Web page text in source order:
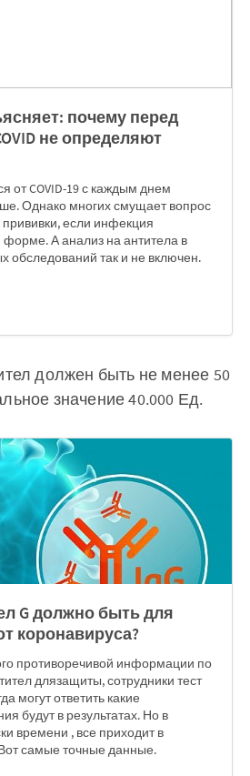
почему перед
не определяют
от COVID-19 с каждым днем
Однако многих смущает вопрос
если инфекция
форме. А анализ на антитела в
обследований так и не включен.
должен быть не менее 50
значение 40.000 Ед.
G должно быть для
коронавируса?
противоречивой информации по
длязащиты, сотрудники тест
могут ответить какие
будут в результатах. Но в
времени , все приходит в
самые точные данные.‌‌